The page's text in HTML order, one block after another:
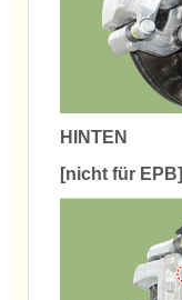
HINTEN
[nicht für EPB]